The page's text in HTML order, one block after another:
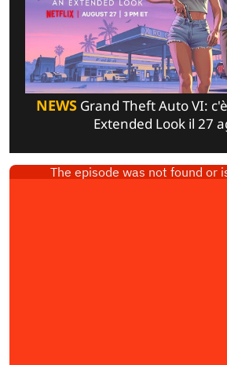
NEWS Grand Theft Auto VI:
Extended Look il 27